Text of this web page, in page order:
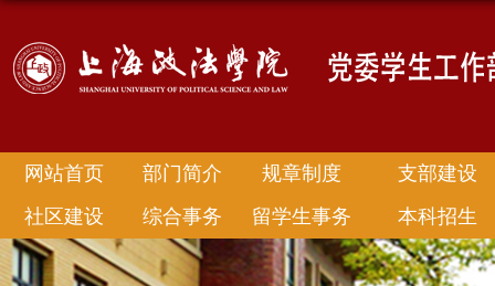
网站首页 部门简介 规章制度
支部建设
社区建设
综合事务 留学生事务 本科招生